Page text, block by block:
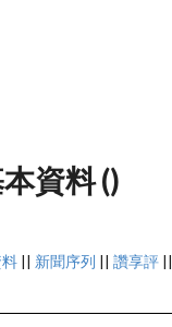
資料 ()
|| 新聞序列 || 讚享評 ||